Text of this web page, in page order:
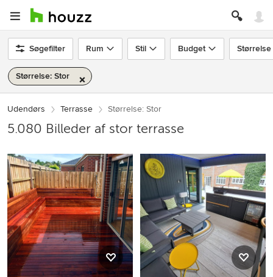
Søgefilter Rum Stil Budget Størrelse
Størrelse: Stor
Udendørs Terrasse Størrelse: Stor
5.080 Billeder af stor terrasse